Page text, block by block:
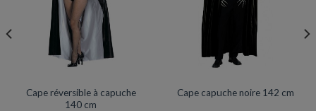
Cape réversible à capuche
140 cm
Cape capuche noire 142 cm